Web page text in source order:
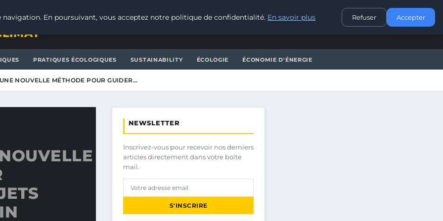
CONTACT
PRATIQUES ÉCOLOGIQUES SUSTAINABILITY ÉCOLOGIE ÉCONOMIE D'ÉNERGIE
NOUVELLE MÉTHODE POUR GUIDER…
NEWSLETTER
Inscrivez-vous pour recevoir nos derniers
articles directement dans votre boîte
mail.
S'INSCRIRE
En poursuivant, vous acceptez notre politique de confidentialité. En savoir plus Refuser Accepter